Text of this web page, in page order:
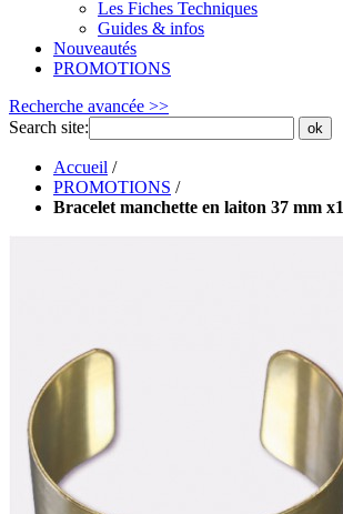
Les Fiches Techniques
Guides & infos
Nouveautés
PROMOTIONS
Recherche avancée >>
Search site:
ok
Accueil /
PROMOTIONS /
Bracelet manchette en laiton 37 mm x1